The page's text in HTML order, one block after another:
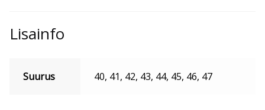
Lisainfo
Suurus 40, 41, 42, 43, 44, 45, 46, 47